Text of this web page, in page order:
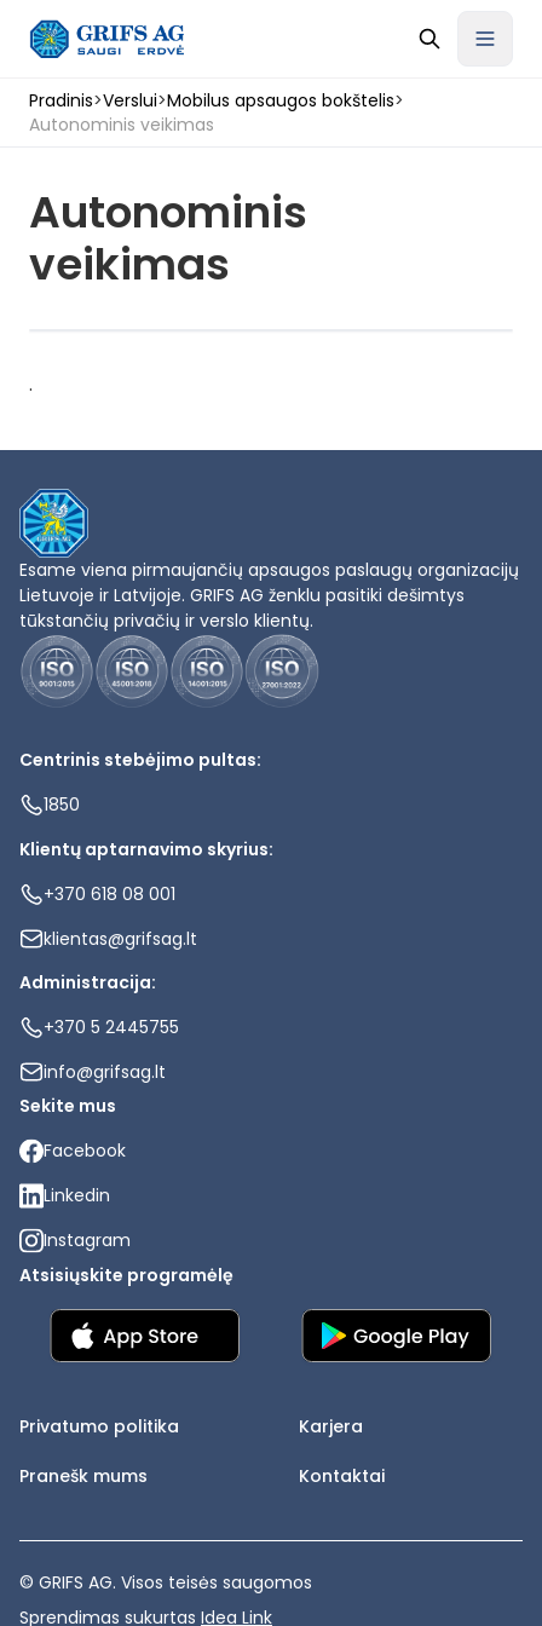
Pradinis>Verslui>Mobilus apsaugos bokštelis>
Autonominis veikimas
Autonominis
veikimas
.
Esame viena pirmaujančių apsaugos paslaugų organizacijų
Lietuvoje ir Latvijoje. GRIFS AG ženklu pasitiki dešimtys
tūkstančių privačių ir verslo klientų.
Centrinis stebėjimo pultas:
1850
Klientų aptarnavimo skyrius:
+370 618 08 001
klientas@grifsag.lt
Administracija:
+370 5 2445755
info@grifsag.lt
Sekite mus
Facebook
Linkedin
Instagram
Atsisiųskite programėlę
© GRIFS AG. Visos teisės saugomos
Sprendimas sukurtas Idea Link
Privatumo politika
Pranešk mums
Karjera
Kontaktai